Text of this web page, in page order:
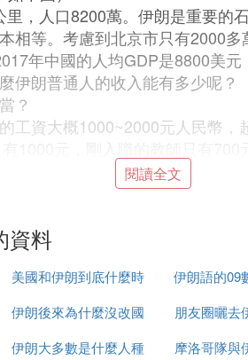
，人口8200萬。伊朗是重要的
相等。考慮到北京市只有2000
年中國的人均GDP是8800美元
伊朗普通人的收入能有多少呢？
？
工資大概1000~2000元人民幣
就是全家收入。
可以推測伊朗底層人的生活會
銀行(ADB)在近期發表的一份
加坡。而中國大陸和印度人均
查，重點集中在實際人均消費
個亞太地區生活水平最高，人
閱讀全文
資料
美國和伊朗到底什麼時
候打
伊朗語的09
伊朗後來為什麼沒改國
名
朋友圈曬去
麼
伊朗大多數是什麼人種
摩洛哥隊與